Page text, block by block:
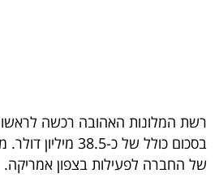
המילון
הכלכלי
רשת המלונות האהובה רכשה
בסכום כולל של כ-
של החברה לפעילות בצפון אמריקה.